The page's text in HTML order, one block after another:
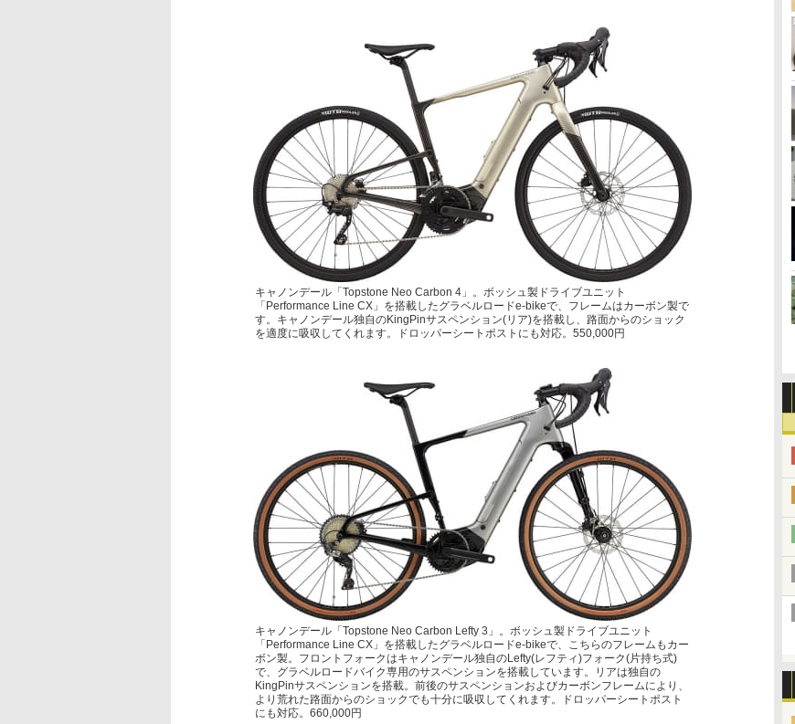
キャノンデール「Topstone Neo Carbon 4」。ボッシュ製ドライブユニット
「Performance Line CX」を搭載したグラベルロードe-bikeで、フレームはカーボン製で
す。キャノンデール独自のKingPinサスペンション(リア)を搭載し、路面からのショック
を適度に吸収してくれます。ドロッパーシートポストにも対応。550,000円
キャノンデール「Topstone Neo Carbon Lefty 3」。ボッシュ製ドライブユニット
「Performance Line CX」を搭載したグラベルロードe-bikeで、こちらのフレームもカー
ボン製。フロントフォークはキャノンデール独自のLefty(レフティ)フォーク(片持ち式)
で、グラベルロードバイク専用のサスペンションを搭載しています。リアは独自の
KingPinサスペンションを搭載。前後のサスペンションおよびカーボンフレームにより、
より荒れた路面からのショックでも十分に吸収してくれます。ドロッパーシートポスト
にも対応。660,000円